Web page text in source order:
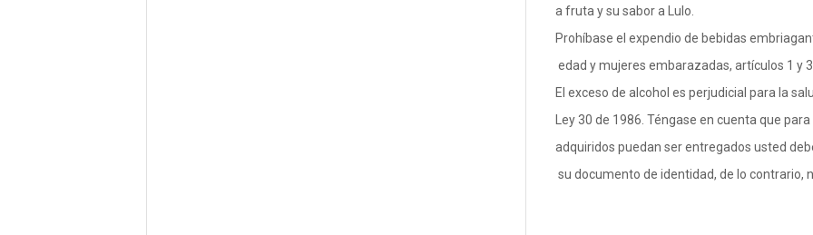
a fruta y su sabor a Lulo.
Prohíbase el expendio de bebidas
edad y mujeres embarazadas, artículos 1 y
El exceso de alcohol es perjudicial para la
Ley 30 de 1986. Téngase en cuenta que
adquiridos puedan ser entregados usted
su documento de identidad, de lo contrario,